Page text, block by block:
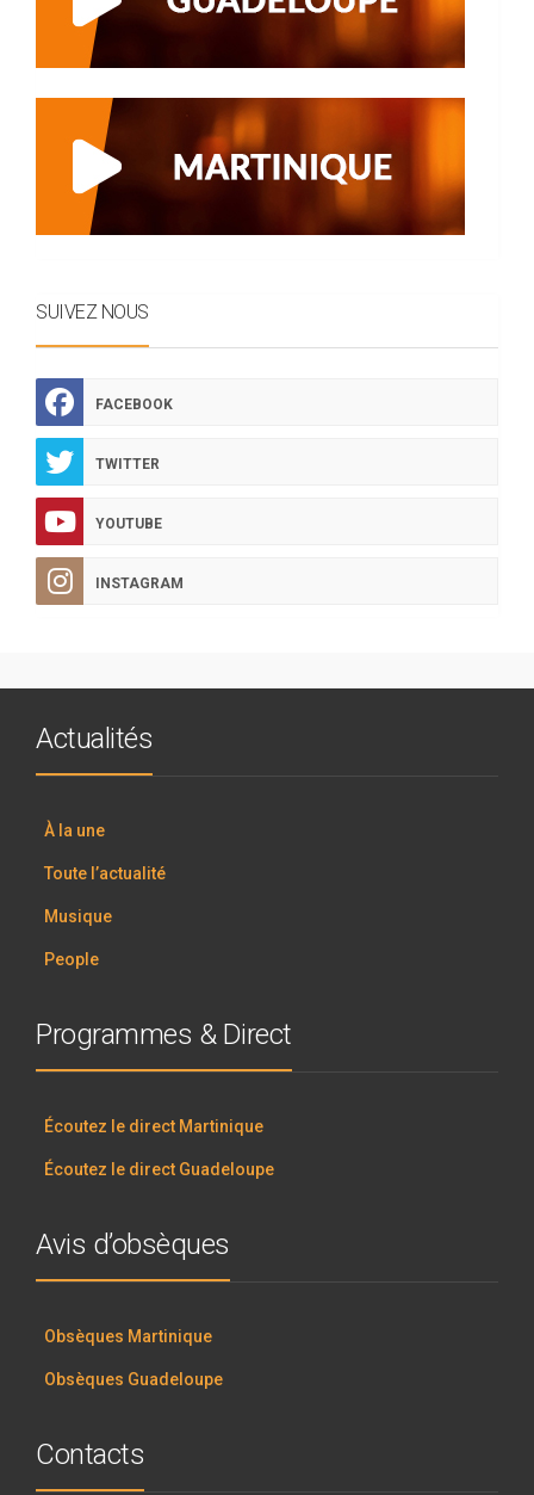
SUIVEZ NOUS
FACEBOOK
TWITTER
YOUTUBE
INSTAGRAM
Actualités
À la une
Toute l’actualité
Musique
People
Programmes & Direct
Écoutez le direct Martinique
Écoutez le direct Guadeloupe
Avis d’obsèques
Obsèques Martinique
Obsèques Guadeloupe
Contacts